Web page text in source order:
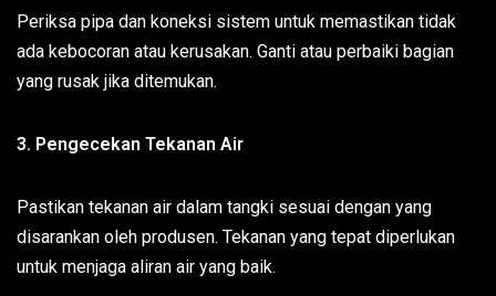
Periksa pipa dan koneksi sistem untuk memastikan tidak
ada kebocoran atau kerusakan. Ganti atau perbaiki bagian
yang rusak jika ditemukan.
3. Pengecekan Tekanan Air
Pastikan tekanan air dalam tangki sesuai dengan yang
disarankan oleh produsen. Tekanan yang tepat diperlukan
untuk menjaga aliran air yang baik.